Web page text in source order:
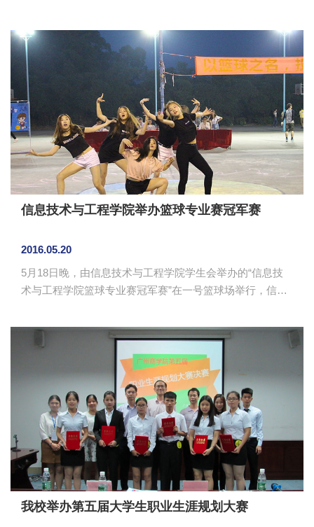
议。本次会议由党支部宣传委员古嘉敏同志主持。 为全
面贯彻落实中共中央《关于在全体党员中开展“学党章党
规、学系列讲话，做合格党员”学习教育方案》，旅游学院
13级（含14、15级）党支部对13名正式党员和20名预备党
员对照党员标准，按照个人自评、党员互评、民主测评、
组织评定的程序，对党员进行评议。会议首先是由各个党...
信息技术与工程学院举办篮球专业赛冠军赛
2016.05.20
5月18日晚，由信息技术与工程学院学生会举办的“信息技
术与工程学院篮球专业赛冠军赛”在一号篮球场举行，信息
老师以及校级与各院系学生会主席团成员、体育部部长出
席了比赛。 比赛开始前，观众席上早已座无虚席，大
家热情澎湃，期待这次的王位争夺战。首先，由谭小龙为
本次大赛进行赛前致辞，他表示篮球比赛应成为信息技术
与工程学院的特色活动，学生应多参加篮球比赛，既能提
高身心健康，又符合德智体美劳的全面发展要求。随后，
由信息学院学生带来动感十足的B-...
我校举办第五届大学生职业生涯规划大赛